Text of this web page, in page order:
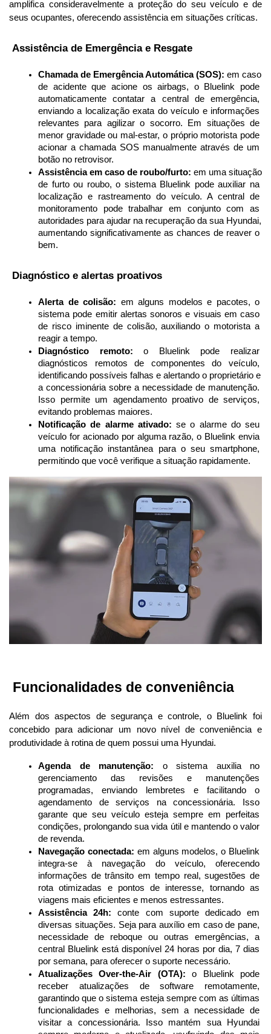
amplifica consideravelmente a proteção do seu veículo e de
seus ocupantes, oferecendo assistência em situações críticas.
Assistência de Emergência e Resgate
Chamada de Emergência Automática (SOS): em caso
de acidente que acione os airbags, o Bluelink pode
automaticamente contatar a central de emergência,
enviando a localização exata do veículo e informações
relevantes para agilizar o socorro. Em situações de
menor gravidade ou mal-estar, o próprio motorista pode
acionar a chamada SOS manualmente através de um
botão no retrovisor.
Assistência em caso de roubo/furto: em uma situação
de furto ou roubo, o sistema Bluelink pode auxiliar na
localização e rastreamento do veículo. A central de
monitoramento pode trabalhar em conjunto com as
autoridades para ajudar na recuperação da sua Hyundai,
aumentando significativamente as chances de reaver o
bem.
Diagnóstico e alertas proativos
Alerta de colisão: em alguns modelos e pacotes, o
sistema pode emitir alertas sonoros e visuais em caso
de risco iminente de colisão, auxiliando o motorista a
reagir a tempo.
Diagnóstico remoto: o Bluelink pode realizar
diagnósticos remotos de componentes do veículo,
identificando possíveis falhas e alertando o proprietário e
a concessionária sobre a necessidade de manutenção.
Isso permite um agendamento proativo de serviços,
evitando problemas maiores.
Notificação de alarme ativado: se o alarme do seu
veículo for acionado por alguma razão, o Bluelink envia
uma notificação instantânea para o seu smartphone,
permitindo que você verifique a situação rapidamente.
Funcionalidades de conveniência
Além dos aspectos de segurança e controle, o Bluelink foi
concebido para adicionar um novo nível de conveniência e
produtividade à rotina de quem possui uma Hyundai.
Agenda de manutenção: o sistema auxilia no
gerenciamento das revisões e manutenções
programadas, enviando lembretes e facilitando o
agendamento de serviços na concessionária. Isso
garante que seu veículo esteja sempre em perfeitas
condições, prolongando sua vida útil e mantendo o valor
de revenda.
Navegação conectada: em alguns modelos, o Bluelink
integra-se à navegação do veículo, oferecendo
informações de trânsito em tempo real, sugestões de
rota otimizadas e pontos de interesse, tornando as
viagens mais eficientes e menos estressantes.
Assistência 24h: conte com suporte dedicado em
diversas situações. Seja para auxílio em caso de pane,
necessidade de reboque ou outras emergências, a
central Bluelink está disponível 24 horas por dia, 7 dias
por semana, para oferecer o suporte necessário.
Atualizações Over-the-Air (OTA): o Bluelink pode
receber atualizações de software remotamente,
garantindo que o sistema esteja sempre com as últimas
funcionalidades e melhorias, sem a necessidade de
visitar a concessionária. Isso mantém sua Hyundai